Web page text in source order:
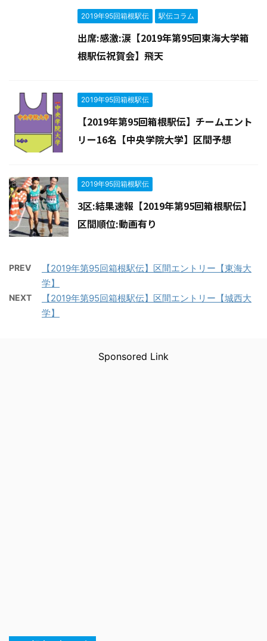
2019年95回箱根駅伝 駅伝コラム
出席:感激:涙【2019年第95回東海大学箱
根駅伝祝賀会】飛天
2019年95回箱根駅伝
【2019年第95回箱根駅伝】チームエント
リー16名【中央学院大学】区間予想
2019年95回箱根駅伝
3区:結果速報【2019年第95回箱根駅伝】
区間順位:動画有り
PREV
【2019年第95回箱根駅伝】区間エントリー【東海大
学】
NEXT
【2019年第95回箱根駅伝】区間エントリー【城西大
学】
Sponsored Link